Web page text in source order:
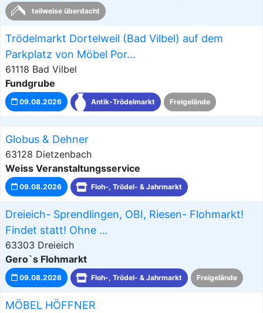
teilweise überdacht
Trödelmarkt Dortelweil (Bad Vilbel) auf dem
Parkplatz von Möbel Por...
61118 Bad Vilbel
Fundgrube
09.08.2026 Antik-Trödelmarkt Freigelände
Globus & Dehner
63128 Dietzenbach
Weiss Veranstaltungsservice
09.08.2026 Floh-, Trödel- & Jahrmarkt
Dreieich- Sprendlingen, OBI, Riesen- Flohmarkt!
Findet statt! Ohne ...
63303 Dreieich
Gero`s Flohmarkt
09.08.2026 Floh-, Trödel- & Jahrmarkt Freigelände
MÖBEL HÖFFNER